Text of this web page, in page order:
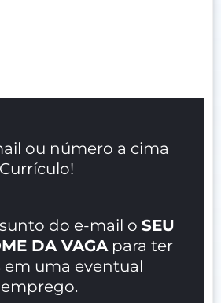
ou número a cima
do e-mail o SEU
DA VAGA para ter
em uma eventual